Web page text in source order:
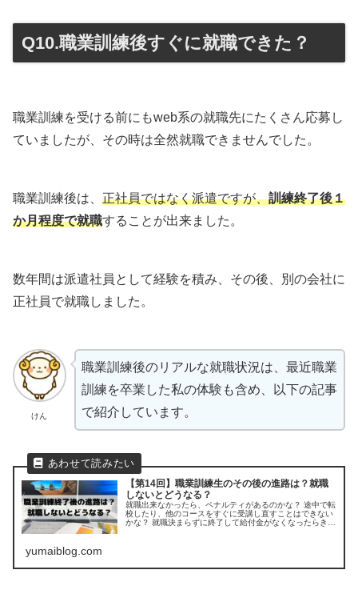
Q10.職業訓練後すぐに就職できた？
職業訓練を受ける前にもweb系の就職先にたくさん応募し
ていましたが、その時は全然就職できませんでした。
職業訓練後は、 正社員ではなく派遣ですが、訓練終了後１
か月程度で就職することが出来ました。
数年間は派遣社員として経験を積み、その後、別の会社に
正社員で就職しました。
けん
職業訓練後のリアルな就職状況は、最近職業
訓練を卒業した私の体験も含め、以下の記事
で紹介しています。
【第14回】職業訓練生のその後の進路は？就職
しないとどうなる？
就職出来なかったら、ペナルティがあるのかな？ 途中で転
校したり、他のコースをすぐに受講し直すことはできない
かな？ 就職決まらずに終了して給付金がなくなったらきつ
yumaiblog.com